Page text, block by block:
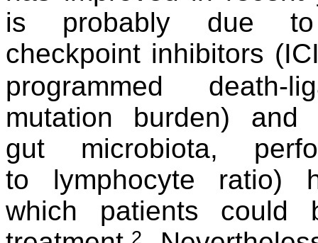
is probably due
checkpoint inhibitors
programmed
mutation burden) and
gut microbiota,
to lymphocyte ratio)
which patients could
2